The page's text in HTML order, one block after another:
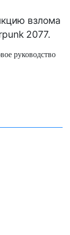
взлома
2077.
руководство